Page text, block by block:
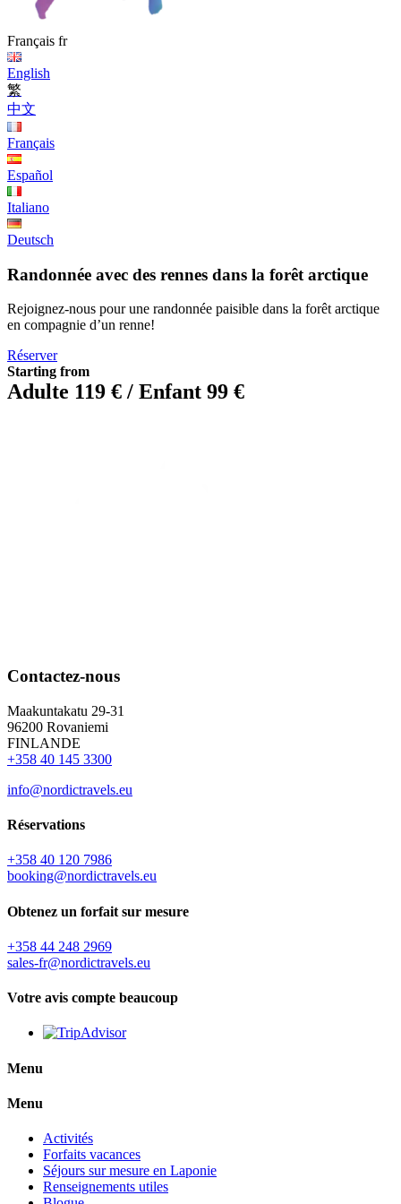
Français fr
English
繁
中文
Français
Español
Italiano
Deutsch
Randonnée avec des rennes dans la forêt arctique
Rejoignez-nous pour une randonnée paisible dans la forêt arctique
en compagnie d’un renne!
Réserver
Starting from
Adulte 119 € / Enfant 99 €
Contactez-nous
Maakuntakatu 29-31
96200 Rovaniemi
FINLANDE
+358 40 145 3300
info@nordictravels.eu
Réservations
+358 40 120 7986
booking@nordictravels.eu
Obtenez un forfait sur mesure
+358 44 248 2969
sales-fr@nordictravels.eu
Votre avis compte beaucoup
Menu
Menu
Activités
Forfaits vacances
Séjours sur mesure en Laponie
Renseignements utiles